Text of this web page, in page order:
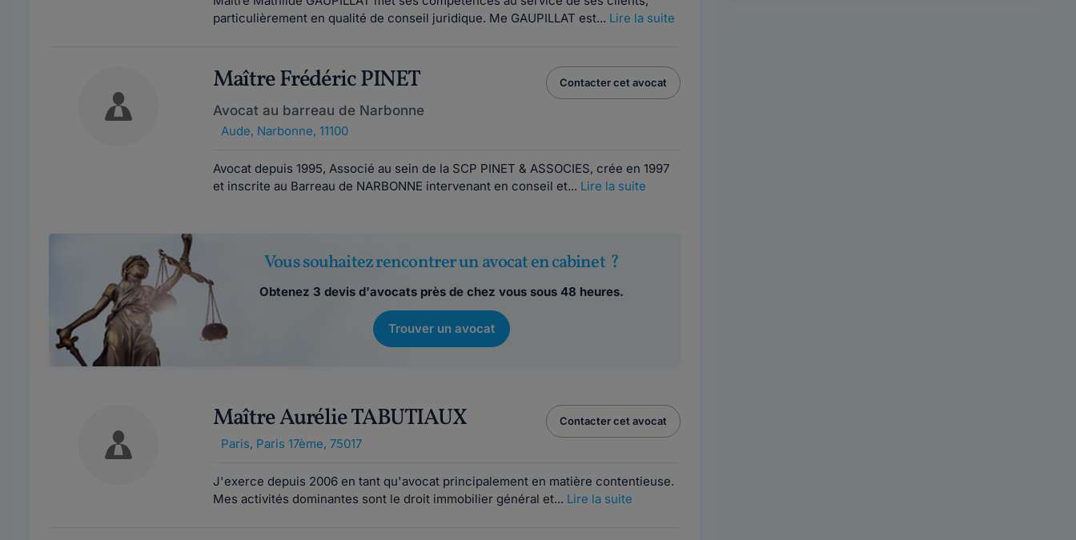
particulièrement en qualité de conseil juridique. Me GAUPILLAT est... Lire la suite
Maître Frédéric PINET
Avocat au barreau de Narbonne
Aude, Narbonne, 11100
Contacter cet avocat
Avocat depuis 1995, Associé au sein de la SCP PINET & ASSOCIES, crée en 1997
et inscrite au Barreau de NARBONNE intervenant en conseil et... Lire la suite
Vous souhaitez rencontrer un avocat en cabinet ?
Obtenez 3 devis d'avocats près de chez vous sous 48 heures.
Trouver un avocat
Maître Aurélie TABUTIAUX
Paris, Paris 17ème, 75017
Contacter cet avocat
J'exerce depuis 2006 en tant qu'avocat principalement en matière contentieuse.
Mes activités dominantes sont le droit immobilier général et... Lire la suite